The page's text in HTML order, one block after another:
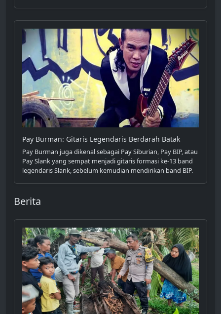
Pay Burman: Gitaris Legendaris Berdarah Batak
Pay Burman juga dikenal sebagai Pay Siburian, Pay BIP, atau
Pay Slank yang sempat menjadi gitaris formasi ke-13 band
legendaris Slank, sebelum kemudian mendirikan band BIP.
Berita